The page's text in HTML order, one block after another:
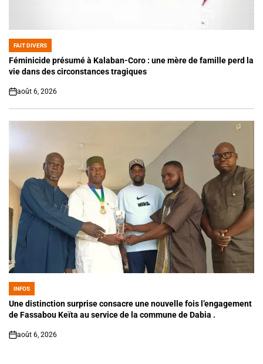
POSTED
IN
FAIT DIVERS
Féminicide présumé à Kalaban-Coro : une mère de famille perd la
vie dans des circonstances tragiques
on
août 6, 2026
POSTED
IN
INFOS
Une distinction surprise consacre une nouvelle fois l’engagement
de Fassabou Keïta au service de la commune de Dabia .
on
août 6, 2026